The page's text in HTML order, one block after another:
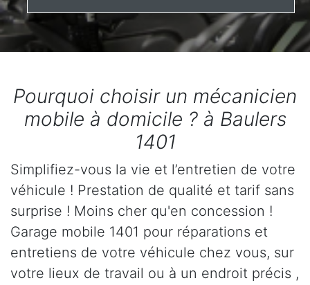
Pourquoi choisir un mécanicien
mobile à domicile ? à Baulers
1401
Simplifiez-vous la vie et l’entretien de votre
véhicule ! Prestation de qualité et tarif sans
surprise ! Moins cher qu'en concession !
Garage mobile 1401 pour réparations et
entretiens de votre véhicule chez vous, sur
votre lieux de travail ou à un endroit précis ,